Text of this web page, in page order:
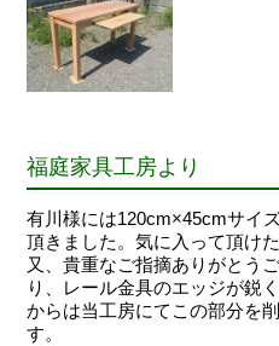
福庭家具工房より
有川様には120cm×45cmサイ
頂きました。気に入って頂け
又、貴重なご指摘ありがとう
り、レール金具のエッジが鋭
からは当工房にてこの部分を
す。